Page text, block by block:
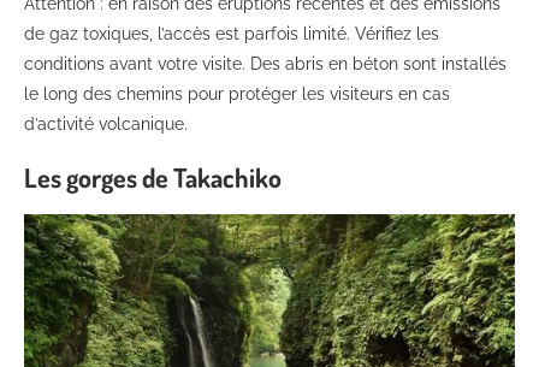
de gaz toxiques, l’accès est parfois limité. Vérifiez les
conditions avant votre visite. Des abris en béton sont installés
le long des chemins pour protéger les visiteurs en cas
d’activité volcanique.
Les gorges de Takachiko